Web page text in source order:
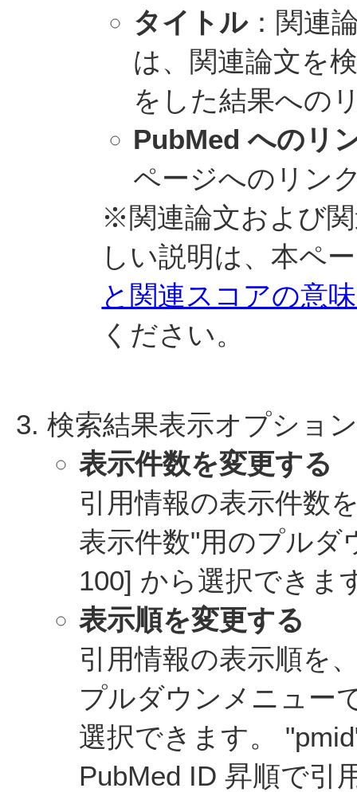
タイトル：関連
は、関連論文を
をした結果への
PubMed へのリ
ページへのリン
※関連論文および
しい説明は、本ペ
と関連スコアの意
ください。
検索結果表示オプショ
表示件数を変更する
引用情報の表示件数
表示件数"用のプルダ
100] から選択できま
表示順を変更する
引用情報の表示順を
プルダウンメニュー
選択できます。
PubMed ID 昇順で引